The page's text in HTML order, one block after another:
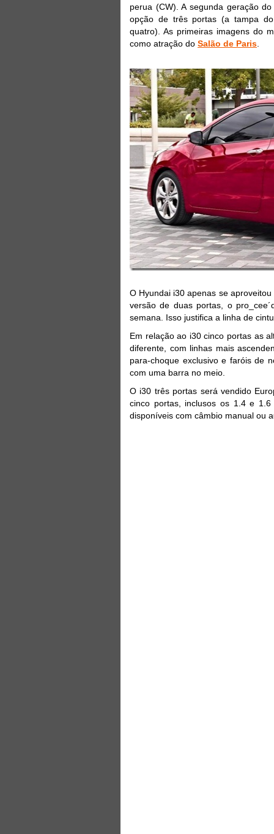
perua (CW). A segunda geração
opção de três portas (a tampa
quatro). As primeiras imagens do
como atração do Salão de Paris
O Hyundai i30 apenas se
versão de duas portas, o
semana. Isso justifica a linha de
Em relação ao i30 cinco portas as
diferente, com linhas mais
para-choque exclusivo e faróis de
com uma barra no meio.
O i30 três portas será vendido
cinco portas, inclusos os 1.4 e
disponíveis com câmbio manual ou